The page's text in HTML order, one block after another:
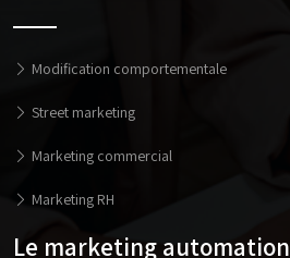
Modification comportementale
Street marketing
Marketing commercial
Marketing RH
Le marketing automation